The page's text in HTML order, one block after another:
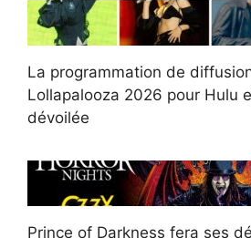
La programmation de
Lollapalooza 2026 pour Hulu
dévoilée
Prince of Darkness fera ses